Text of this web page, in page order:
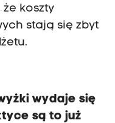
koszty
stają się zbyt
wydaje się
są to już